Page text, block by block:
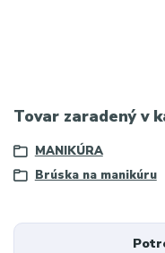
Tovar zaradený v
MANIKÚRA
Brúska na manikúru